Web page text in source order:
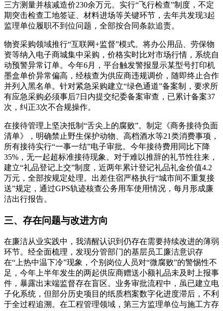
三方测量并核减造价230余万元。实行“飞行检查”制度，不定
期突击检查工地签证、材料进场等关键环节，去年共发现3起
监理单位履职不到位问题，全部按合同条款追责。
物资采购领域推行“互联网+监督”模式。将办公用品、劳保物
资等纳入电子商城集中采购，价格实时比对市场行情，系统自
动预警异常订单。今年6月，平台触发警报显示某型号打印机
墨盒单价异常偏高，经核查为供应商违规调价，随即终止合作
并列入黑名单。针对紧急采购建立“绿色通道”备案制，要求所
有应急采购必须事后7日内提交纪委备案审查，已累计备案37
次，纠正3次不合规操作。
在接待管理上坚决抵制“舌尖上的腐败”。制定《商务接待负面
清单》，明确禁止野生保护动物、高档酒水等21类消费事项，
所有接待实行“一事一结”电子审批。今年接待费用同比下降
35%，无一起超标准接待现象。对于难以推辞的礼节性往来，
建立“礼品登记上交”制度，近两年累计登记礼品礼金价值4.2
万元，全部按规定处理。出差住宿严格执行“城市间不重复接
送”规定，通过GPS轨迹核查公务用车使用情况，每月形成廉
洁出行报告。
三、存在问题与改进方向
在廉洁从业实践中，我清醒认识到仍存在需要持续改进的薄弱
环节。经全面梳理，发现分管部门的基层员工廉洁意识存
在“上热中温下冷”现象，个别岗位人员对“微腐败”的警惕性不
足，今年上半年发生的两起供应商赠送小额礼品未及时上报事
件，暴露出末端监督存在盲区。业务审批流程中，虽已建立电
子化系统，但部分历史项目的纸质档案数字化进度滞后，不利
于全过程追溯。在工程管理领域，第三方监理单位与施工方存